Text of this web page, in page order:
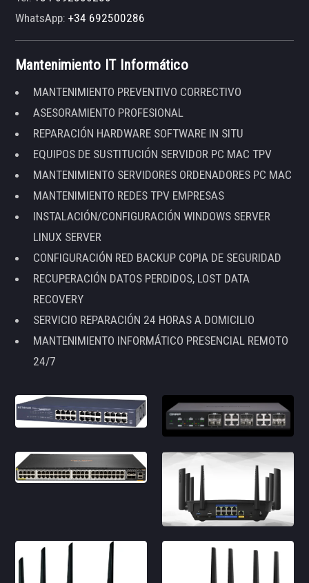
WhatsApp:+34 692500286
Mantenimiento IT Informático
MANTENIMIENTO PREVENTIVO CORRECTIVO
ASESORAMIENTO PROFESIONAL
REPARACIÓN HARDWARE SOFTWARE IN SITU
EQUIPOS DE SUSTITUCIÓN SERVIDOR PC MAC TPV
MANTENIMIENTO SERVIDORES ORDENADORES PC MAC
MANTENIMIENTO REDES TPV EMPRESAS
INSTALACIÓN/CONFIGURACIÓN WINDOWS SERVER
LINUX SERVER
CONFIGURACIÓN RED BACKUP COPIA DE SEGURIDAD
RECUPERACIÓN DATOS PERDIDOS, LOST DATA
RECOVERY
SERVICIO REPARACIÓN 24 HORAS A DOMICILIO
MANTENIMIENTO INFORMÁTICO PRESENCIAL REMOTO
24/7